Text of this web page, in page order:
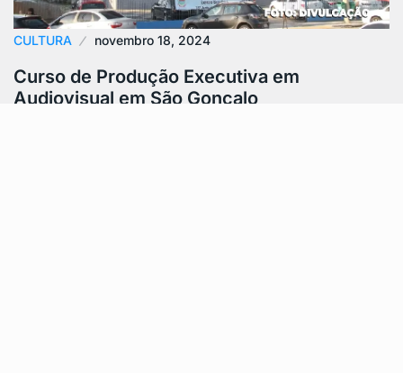
CULTURA novembro 18, 2024
Curso de Produção Executiva em
Audiovisual em São Gonçalo